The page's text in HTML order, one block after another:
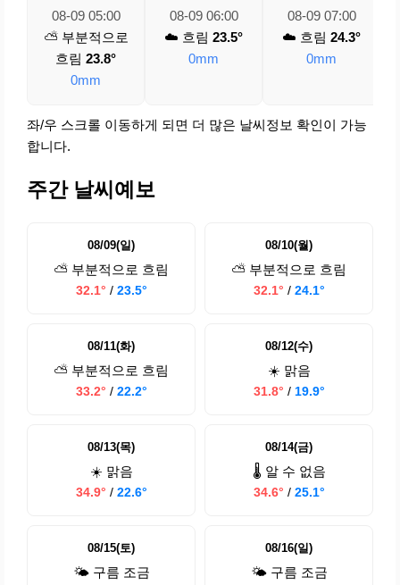
08-09 05:00
⛅ 부분적으로
흐림 23.8°
0mm
08-09 06:00
☁️ 흐림 23.5°
0mm
08-09 07:00
☁️ 흐림 24.3°
0mm
좌/우 스크롤 이동하게 되면 더 많은 날씨정보 확인이 가능
합니다.
주간 날씨예보
08/09(일)
⛅ 부분적으로 흐림
32.1° / 23.5°
08/10(월)
⛅ 부분적으로 흐림
32.1° / 24.1°
08/11(화)
⛅ 부분적으로 흐림
33.2° / 22.2°
08/12(수)
☀️ 맑음
31.8° / 19.9°
08/13(목)
☀️ 맑음
34.9° / 22.6°
08/14(금)
🌡️ 알 수 없음
34.6° / 25.1°
08/15(토)
🌤️ 구름 조금
08/16(일)
🌤️ 구름 조금